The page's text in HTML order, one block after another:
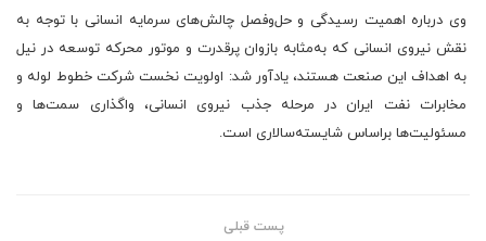
وی درباره اهمیت رسیدگی و حل‌وفصل چالش‌های سرمایه انسانی با توجه به
نقش نیروی انسانی که به‌مثابه بازوان پرقدرت و موتور محرکه توسعه در نیل
به اهداف این صنعت هستند، یادآور شد: اولویت نخست شرکت خطوط لوله و
مخابرات نفت ایران در مرحله جذب نیروی انسانی، واگذاری سمت‌ها و
مسئولیت‌ها براساس شایسته‌سالاری است.
پست قبلی